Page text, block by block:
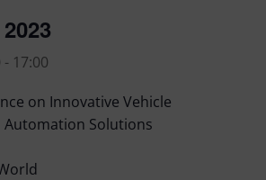
- 17:00
on Innovative Vehicle
Automation Solutions